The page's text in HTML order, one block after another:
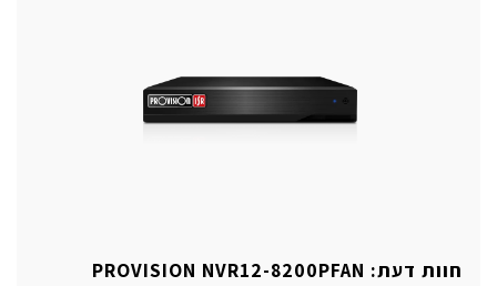
חוות דעת: PROVISION NVR12-8200PFAN